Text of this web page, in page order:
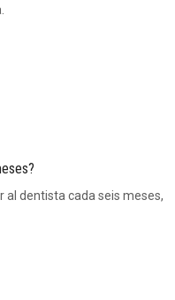
al dentista cada seis meses,